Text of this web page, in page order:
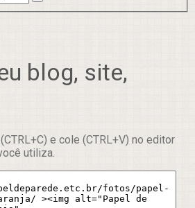
blog, site,
e cole (CTRL+V) no editor
utiliza.